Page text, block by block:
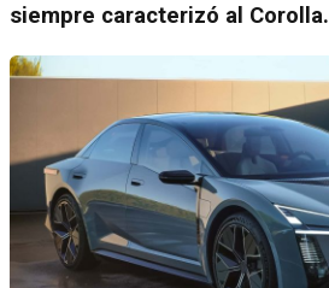
siempre caracterizó al Corolla.